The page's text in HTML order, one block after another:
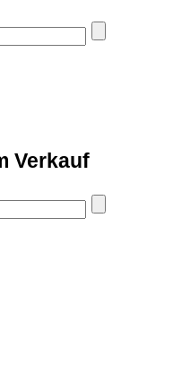
Verkauf